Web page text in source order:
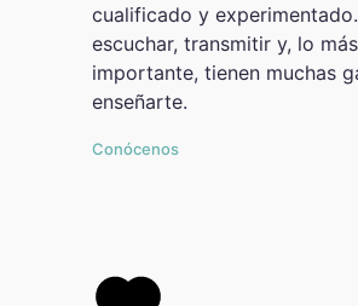
cualificado y
escuchar, transmitir y, lo más
importante, tienen muchas
enseñarte.
Conócenos